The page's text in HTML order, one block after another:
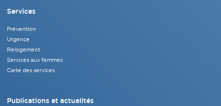
Services
Prévention
Urgence
Relogement
Services aux femmes
Carte des services
Publications et actualités